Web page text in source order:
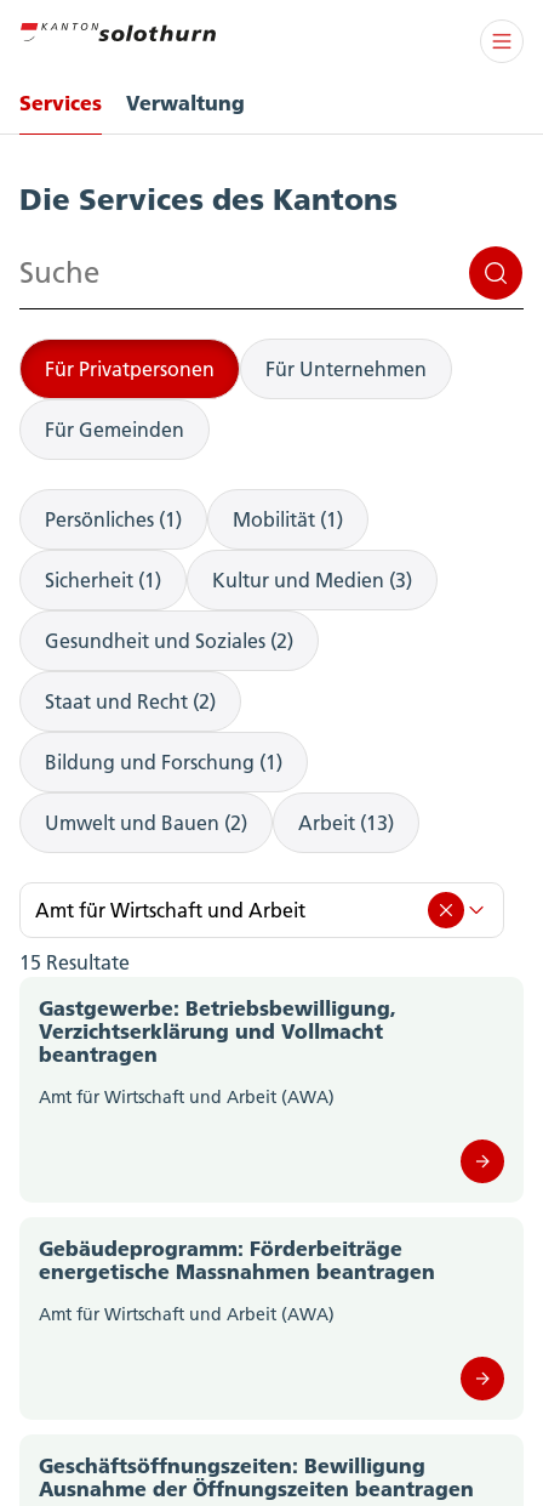
Services Verwaltung
Die Services des Kantons
Suchen
Für Privatpersonen Für Unternehmen
Für Gemeinden
Persönliches (1) Mobilität (1)
Sicherheit (1) Kultur und Medien (3)
Gesundheit und Soziales (2)
Staat und Recht (2)
Bildung und Forschung (1)
Umwelt und Bauen (2) Arbeit (13)
Amt für Wirtschaft und Arbeit
Amt für Wirtschaft und Arbeit (15)
Amt für Berufsbildung, Mittel- und Hochschulen
(0)
Amt für Justizvollzug (0)
Amt für Militär und Bevölkerungsschutz (0)
15 Resultate
Gastgewerbe: Betriebsbewilligung,
Verzichtserklärung und Vollmacht
beantragen
Amt für Wirtschaft und Arbeit (AWA)
Gebäudeprogramm: Förderbeiträge
energetische Massnahmen beantragen
Amt für Wirtschaft und Arbeit (AWA)
Geschäftsöffnungszeiten: Bewilligung
Ausnahme der Öffnungszeiten beantragen